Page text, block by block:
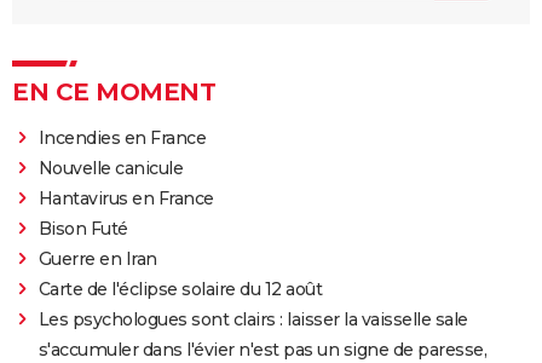
EN CE MOMENT
Incendies en France
Nouvelle canicule
Hantavirus en France
Bison Futé
Guerre en Iran
Carte de l'éclipse solaire du 12 août
Les psychologues sont clairs : laisser la vaisselle sale
s'accumuler dans l'évier n'est pas un signe de paresse,